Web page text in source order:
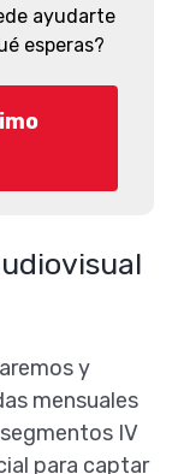
ayudarte
esperas?
y
mensuales
IV
para captar